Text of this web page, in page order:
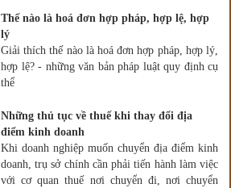
Thế nào là hoá đơn hợp pháp, hợp lệ, hợp
lý
Giải thích thế nào là hoá đơn hợp pháp, hợp lý,
hợp lệ? - những văn bản pháp luật quy định cụ
thể
Những thủ tục về thuế khi thay đổi địa
điểm kinh doanh
Khi doanh nghiệp muốn chuyển địa điểm kinh
doanh, trụ sở chính cần phải tiến hành làm việc
với cơ quan thuế nơi chuyển đi, nơi chuyển